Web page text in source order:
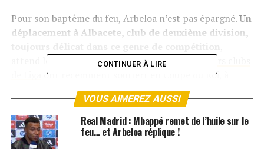
Pour son baptême du feu, Arbeloa n’est pas épargné.Un
déplacement à Albacete, club de deuxième division,
attend les Madrilènes.D’autant plus que plusieurs clubs
ont récemment souffert en Coupe du Roi, à
l’image de l’Atlético de Madrid ou de l’Athletic Club. Un
avertissement pris très au sérieux par le nouveau coach
merengue, qui pourrait décider d’aligner une équipe très
compétitive.
CONTINUER À LIRE
VOUS AIMEREZ AUSSI
Real Madrid : Mbappé remet de l’huile sur le
feu… et Arbeloa réplique !